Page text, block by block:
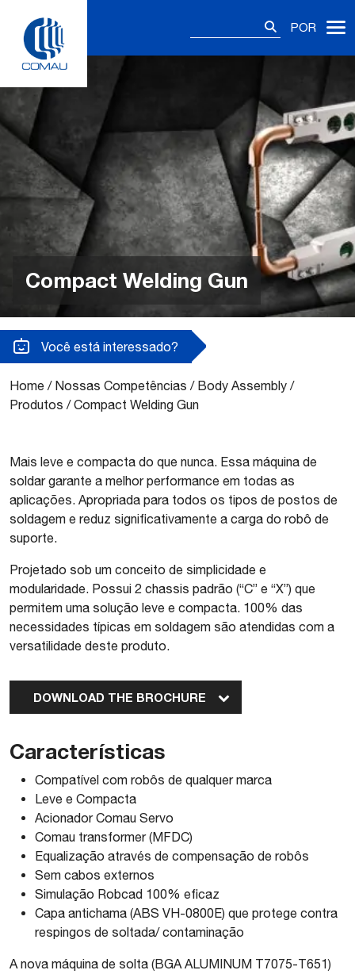
content
POR
Compact Welding Gun
Você está interessado?
Home / Nossas Competências / Body Assembly /
Produtos /Compact Welding Gun
Mais leve e compacta do que nunca. Essa máquina de
soldar garante a melhor performance em todas as
aplicações. Apropriada para todos os tipos de postos de
soldagem e reduz significativamente a carga do robô de
suporte.
Projetado sob um conceito de simplicidade e
modularidade. Possui 2 chassis padrão (“C” e “X”) que
permitem uma solução leve e compacta. 100% das
necessidades típicas em soldagem são atendidas com a
versatilidade deste produto.
DOWNLOAD THE BROCHURE
Características
Compatível com robôs de qualquer marca
Leve e Compacta
Acionador Comau Servo
Comau transformer (MFDC)
Equalização através de compensação de robôs
Sem cabos externos
Simulação Robcad 100% eficaz
Capa antichama (ABS VH-0800E) que protege contra
respingos de soltada/ contaminação
A nova máquina de solta (BGA ALUMINUM T7075-T651)